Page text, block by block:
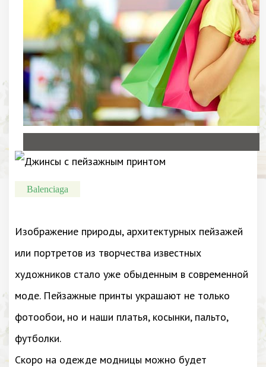
Balenciaga
Изображение природы, архитектурных пейзажей
или портретов из творчества известных
художников стало уже обыденным в современной
моде. Пейзажные принты украшают не только
фотообои, но и наши платья, косынки, пальто,
футболки.
Скоро на одежде модницы можно будет